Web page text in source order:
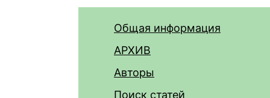
Общая информация
АРХИВ
Авторы
Поиск статей